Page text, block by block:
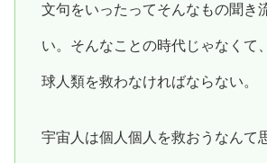
文句をいったってそんなもの聞き
い。そんなことの時代じゃなくて
球人類を救わなければならない。
宇宙人は個人個人を救おうなんて